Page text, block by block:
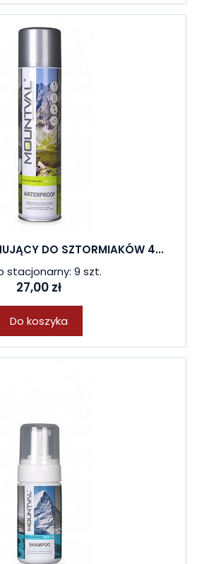
DO SZTORMIAKÓW 4...
stacjonarny: 9 szt.
27,00 zł
Do koszyka